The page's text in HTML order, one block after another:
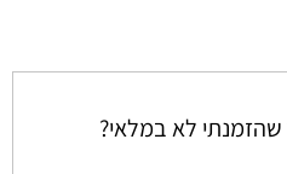
לא במלאי?